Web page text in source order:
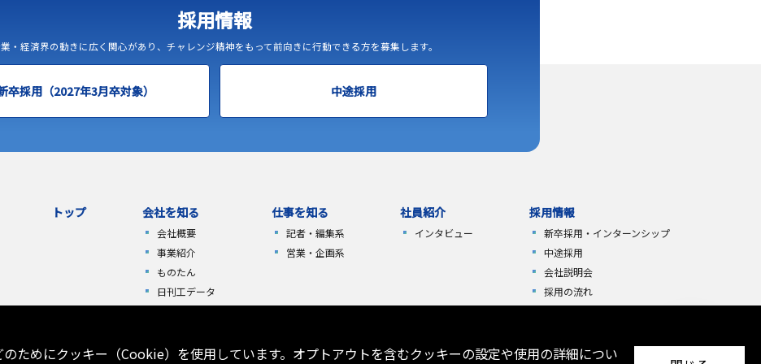
エントリーは通年受付中です
採用情報
・経済界の動きに広く関心があり、チャレンジ精神をもって前向きに行動できる方を募集します。
卒採用（2027年3月卒対象） 中途採用
トップ 会社を知る
会社概要
事業紹介
ものたん
日刊工データ
仕事を知る
記者・編集系
営業・企画系
社員紹介
インタビュー
採用情報
新卒採用・ インターンシップ
中途採用
会社説明会
採用の流れ
ためにクッキー（Cookie）を使用しています。オプトアウトを含むクッキーの設定や使用の詳細につい ENTRY